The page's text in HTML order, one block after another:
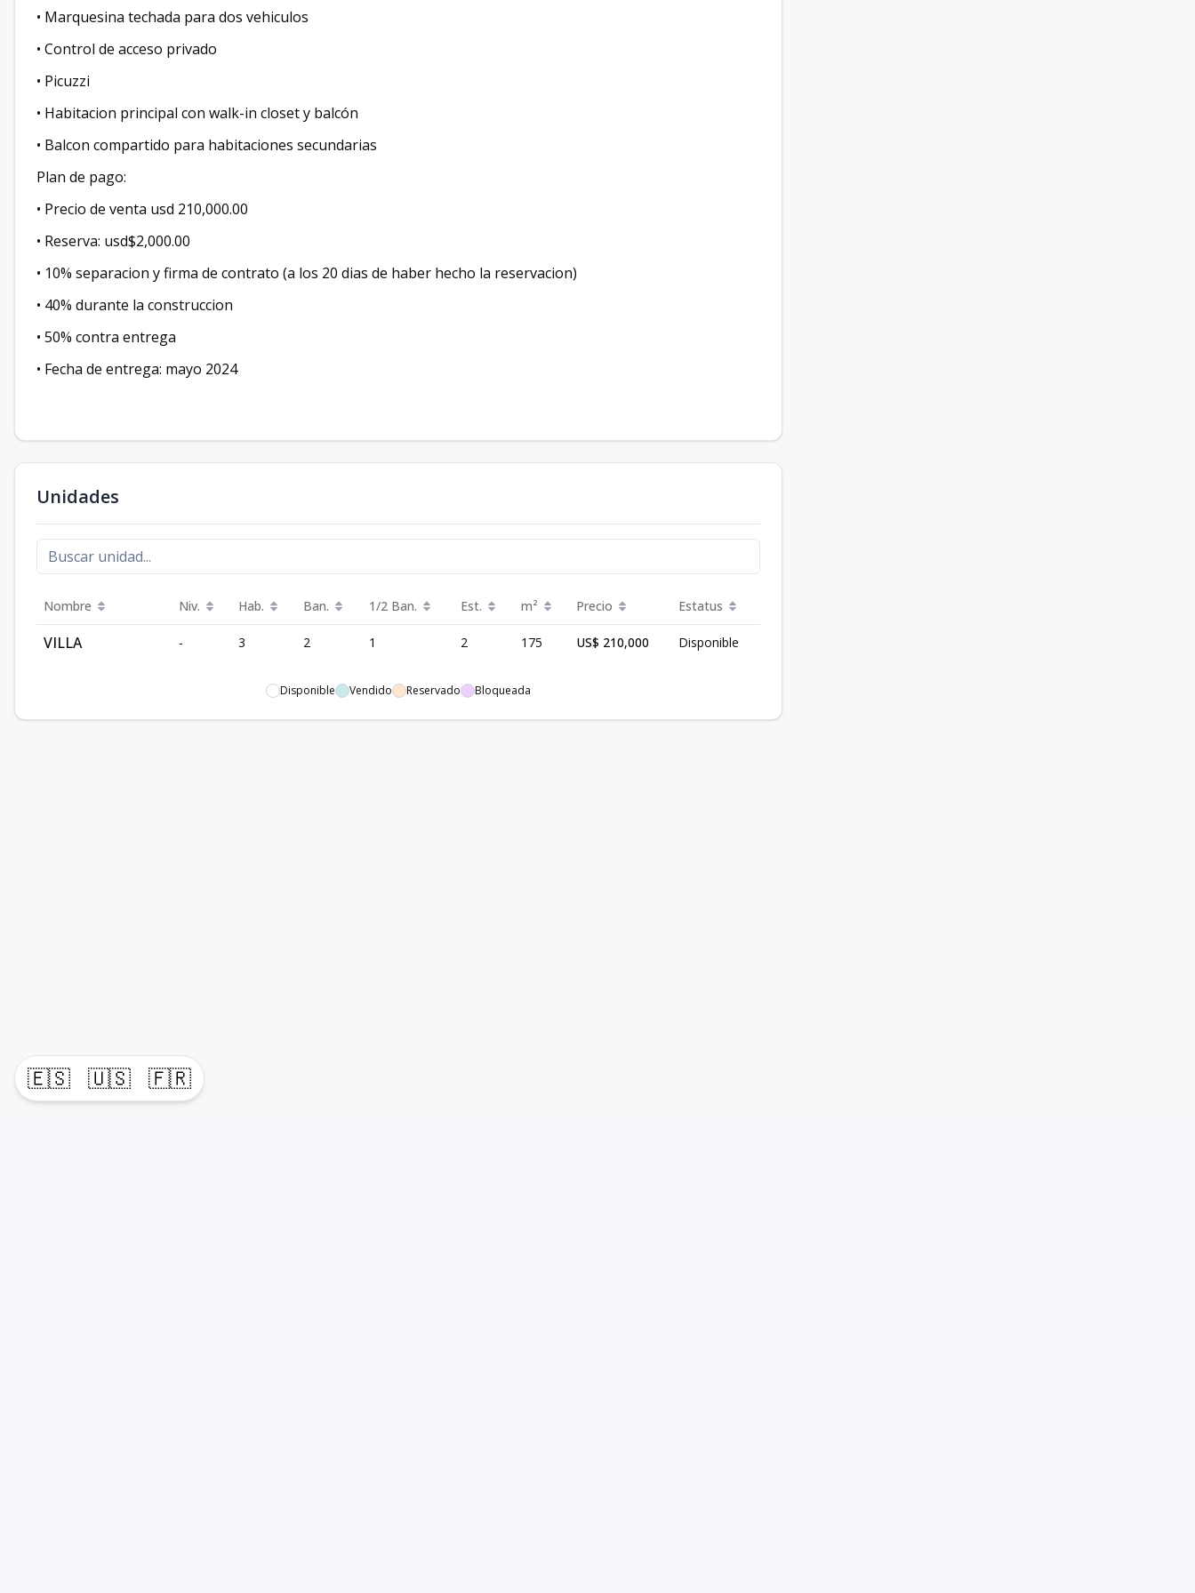
🇪🇸 🇺🇸 🇫🇷
• Marquesina techada para dos vehiculos
• Control de acceso privado
• Picuzzi
• Habitacion principal con walk-in closet y balcón
• Balcon compartido para habitaciones secundarias
Plan de pago:
• Precio de venta usd 210,000.00
• Reserva: usd$2,000.00
• 10% separacion y firma de contrato (a los 20 dias de haber hecho la reservacion)
• 40% durante la construccion
• 50% contra entrega
• Fecha de entrega: mayo 2024
Unidades
Nombre Niv. Hab. Ban. 1/2 Ban. Est. m² Precio Estatus
VILLA - 3 2 1 2 175 US$ 210,000 Disponible
Disponible Vendido Reservado Bloqueada